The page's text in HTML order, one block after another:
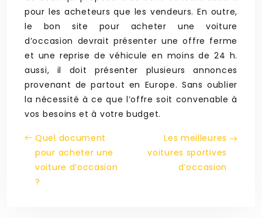
pour les acheteurs que les vendeurs. En outre,
le bon site pour acheter une voiture
d’occasion devrait présenter une offre ferme
et une reprise de véhicule en moins de 24 h.
aussi, il doit présenter plusieurs annonces
provenant de partout en Europe. Sans oublier
la nécessité à ce que l’offre soit convenable à
vos besoins et à votre budget.
Quel document
pour acheter une
voiture d’occasion
?
Les meilleures
voitures sportives
d’occasion